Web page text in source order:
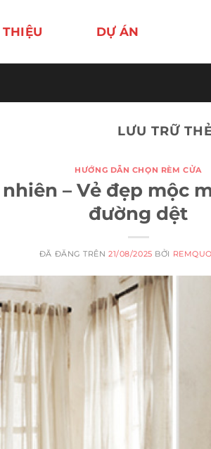
DỰ ÁN
LƯU TRỮ
HƯỚNG DẪN CHỌN RÈM CỬA
– Vẻ đẹp mộc
đường dệt
ĐÃ ĐĂNG TRÊN21/08/2025 BỞI